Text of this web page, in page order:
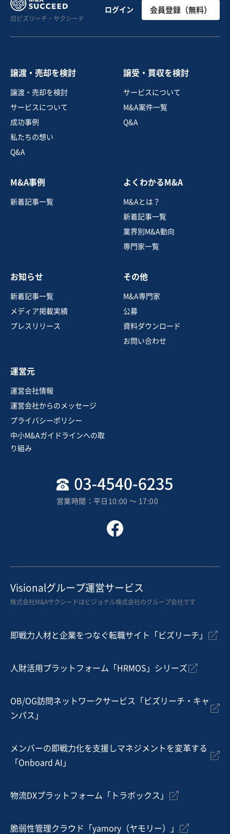
旧ビズリーチ・サクシード
ログイン 会員登録（無料）
譲渡・売却を検討
譲渡・売却を検討
サービスについて
成功事例
私たちの想い
Q&A
譲受・買収を検討
サービスについて
M&A案件一覧
Q&A
M&A事例
新着記事一覧
よくわかるM&A
M&Aとは？
新着記事一覧
業界別M&A動向
専門家一覧
お知らせ
新着記事一覧
メディア掲載実績
プレスリリース
その他
M&A専門家
公募
資料ダウンロード
お問い合わせ
運営元
運営会社情報
運営会社からのメッセージ
プライバシーポリシー
中小M&Aガイドラインへの取
り組み
営業時間：平日10:00 〜 17:00
Visionalグループ運営サービス
株式会社M&Aサクシードはビジョナル株式会社のグループ会社です
即戦力人材と企業をつなぐ転職サイト「ビズリーチ」
人財活用プラットフォーム「HRMOS」シリーズ
OB/OG訪問ネットワークサービス「ビズリーチ・キャ
ンパス」
メンバーの即戦力化を支援しマネジメントを変革する
「Onboard AI」
物流DXプラットフォーム「トラボックス」
脆弱性管理クラウド「yamory（ヤモリー）」